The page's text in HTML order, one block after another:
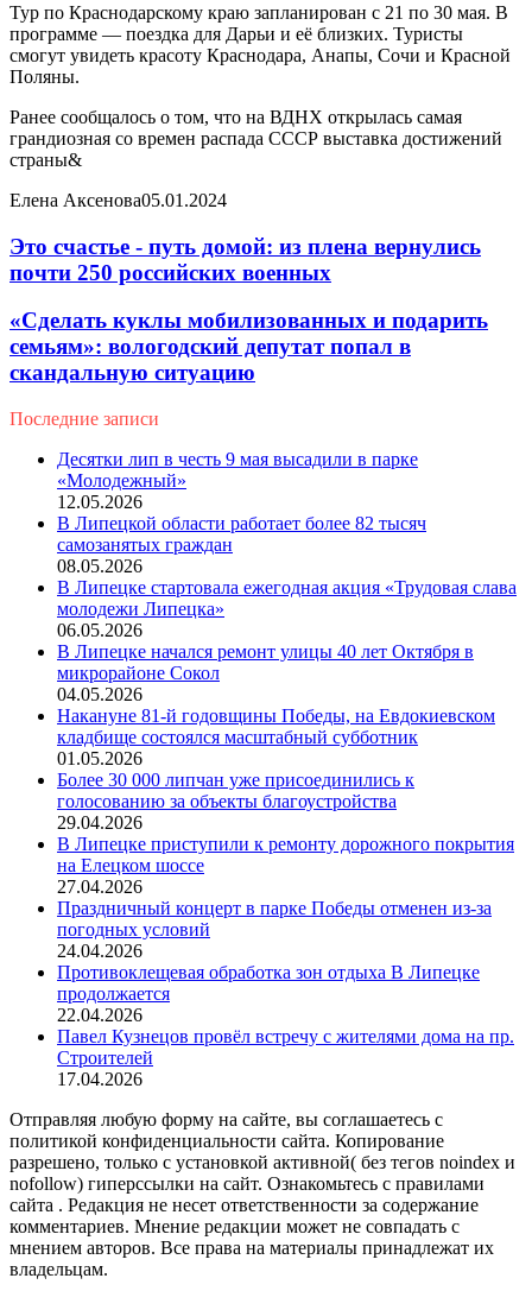
Тур по Краснодарскому краю запланирован с 21 по 30 мая. В
программе — поездка для Дарьи и её близких. Туристы
смогут увидеть красоту Краснодара, Анапы, Сочи и Красной
Поляны.
Ранее сообщалось о том, что на ВДНХ открылась самая
грандиозная со времен распада СССР выставка достижений
страны&
Елена Аксенова05.01.2024
Это счастье - путь домой: из плена вернулись
почти 250 российских военных
«Сделать куклы мобилизованных и подарить
семьям»: вологодский депутат попал в
скандальную ситуацию
Последние записи
Десятки лип в честь 9 мая высадили в парке
«Молодежный»
12.05.2026
В Липецкой области работает более 82 тысяч
самозанятых граждан
08.05.2026
В Липецке стартовала ежегодная акция «Трудовая слава
молодежи Липецка»
06.05.2026
В Липецке начался ремонт улицы 40 лет Октября в
микрорайоне Сокол
04.05.2026
Накануне 81-й годовщины Победы, на Евдокиевском
кладбище состоялся масштабный субботник
01.05.2026
Более 30 000 липчан уже присоединились к
голосованию за объекты благоустройства
29.04.2026
В Липецке приступили к ремонту дорожного покрытия
на Елецком шоссе
27.04.2026
Праздничный концерт в парке Победы отменен из-за
погодных условий
24.04.2026
Противоклещевая обработка зон отдыха В Липецке
продолжается
22.04.2026
Павел Кузнецов провёл встречу с жителями дома на пр.
Строителей
17.04.2026
Отправляя любую форму на сайте, вы соглашаетесь с
политикой конфиденциальности сайта. Копирование
разрешено, только с установкой активной( без тегов noindex и
nofollow) гиперссылки на сайт. Ознакомьтесь с правилами
сайта . Редакция не несет ответственности за содержание
комментариев. Мнение редакции может не совпадать с
мнением авторов. Все права на материалы принадлежат их
владельцам.